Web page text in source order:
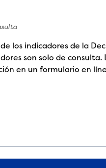
los indicadores de la
son solo de
en un formulario en